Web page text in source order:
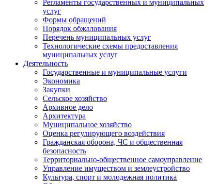
Регламенты государственных и муниципальных
услуг
Формы обращений
Порядок обжалования
Перечень муниципальных услуг
Технологические схемы предоставления
муниципальных услуг
Деятельность
Государственные и муниципальные услуги
Экономика
Закупки
Сельское хозяйство
Архивное дело
Архитектура
Муниципальное хозяйство
Оценка регулирующего воздействия
Гражданская оборона, ЧС и общественная
безопасность
Территориально-общественное самоуправление
Управление имуществом и землеустройство
Культура, спорт и молодежная политика